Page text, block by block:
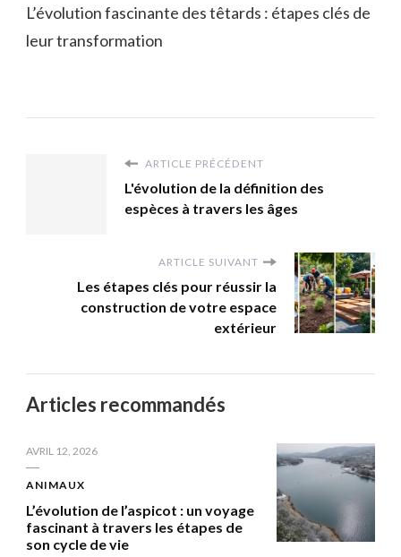
L’évolution fascinante des têtards : étapes clés de
leur transformation
ARTICLE PRÉCÉDENT
L'évolution de la définition des
espèces à travers les âges
ARTICLE SUIVANT
Les étapes clés pour réussir la
construction de votre espace
extérieur
Articles recommandés
AVRIL 12, 2026
ANIMAUX
L’évolution de l’aspicot : un voyage
fascinant à travers les étapes de
son cycle de vie